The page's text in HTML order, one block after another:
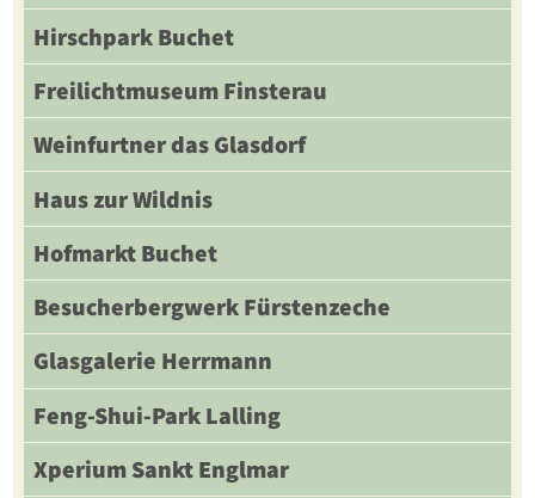
Hirschpark Buchet
Freilichtmuseum Finsterau
Weinfurtner das Glasdorf
Haus zur Wildnis
Hofmarkt Buchet
Besucherbergwerk Fürstenzeche
Glasgalerie Herrmann
Feng-Shui-Park Lalling
Xperium Sankt Englmar